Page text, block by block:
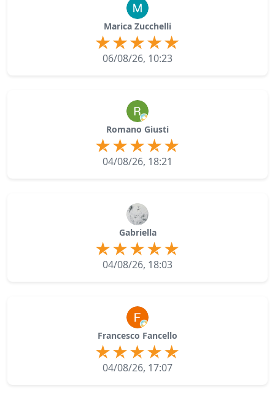
Marica Zucchelli
06/08/26, 10:23
Romano Giusti
04/08/26, 18:21
Gabriella
04/08/26, 18:03
Francesco Fancello
04/08/26, 17:07